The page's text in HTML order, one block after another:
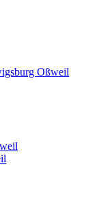
Oßweil